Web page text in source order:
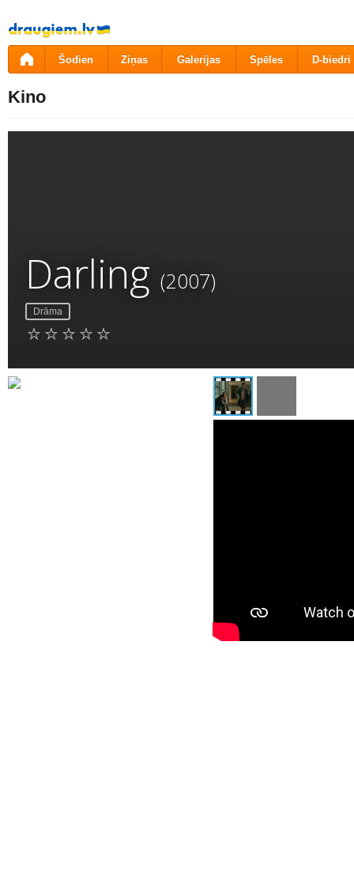
Pāriet
uz
saturu
Šodien Ziņas Galerijas Spēles D-biedri
Kino
Darling (2007)
Drāma